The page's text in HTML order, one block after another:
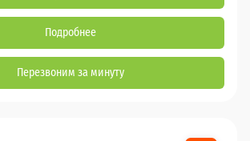
Подробнее
Перезвоним за минуту